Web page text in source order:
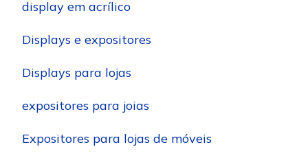
display em acrílico
Displays e expositores
Displays para lojas
expositores para joias
Expositores para lojas de móveis